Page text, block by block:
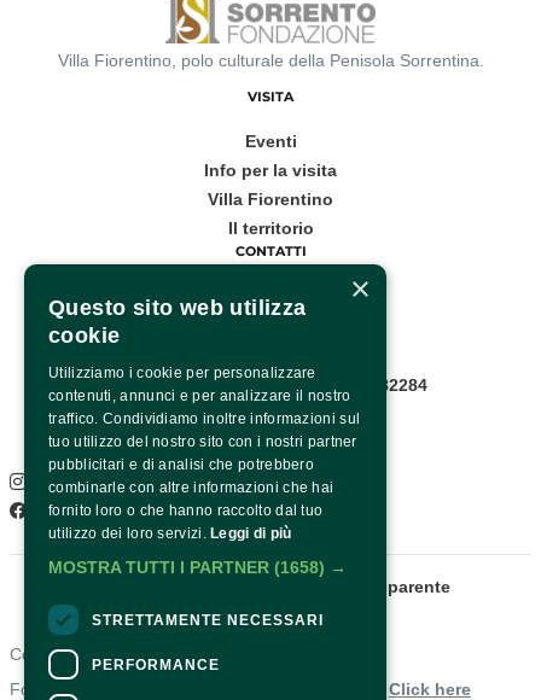
Villa Fiorentino, polo culturale della Penisola Sorrentina.
VISITA
Eventi
Info per la visita
Villa Fiorentino
Il territorio
CONTATTI
Corso Italia, 53
Infopoint WhatsApp: +39 081 8782284
Pagina contatti
SOCIAL
Instagram
Facebook
Amministrazione trasparente
Contacts
For information and support in purchasing tickets Click here
×
Questo sito web utilizza
cookie
Utilizziamo i cookie per personalizzare
contenuti, annunci e per analizzare il nostro
traffico. Condividiamo inoltre informazioni sul
tuo utilizzo del nostro sito con i nostri partner
pubblicitari e di analisi che potrebbero
combinarle con altre informazioni che hai
fornito loro o che hanno raccolto dal tuo
utilizzo dei loro servizi. Leggi di più
MOSTRA TUTTI I PARTNER (1658) →
STRETTAMENTE NECESSARI
PERFORMANCE